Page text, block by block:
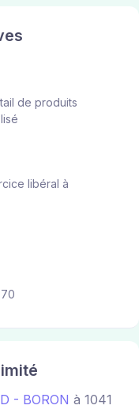
de produits
libéral à
- BORON à 1041